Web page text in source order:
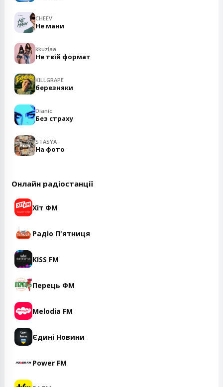
CHEEV
Не мани
kkuziaa
Не твій формат
KILLGRAPE
березняки
Dianic
Без страху
STASYA
На фото
Онлайн радіостанції
Хіт ФМ
Радіо П'ятниця
KISS FM
Перець ФМ
Melodia FM
Єдині Новини
Power FM